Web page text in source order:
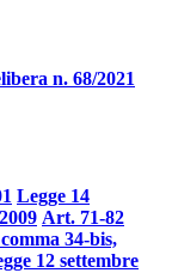
n. 68/2021
Legge 14
Art. 71-82
34-bis,
12 settembre